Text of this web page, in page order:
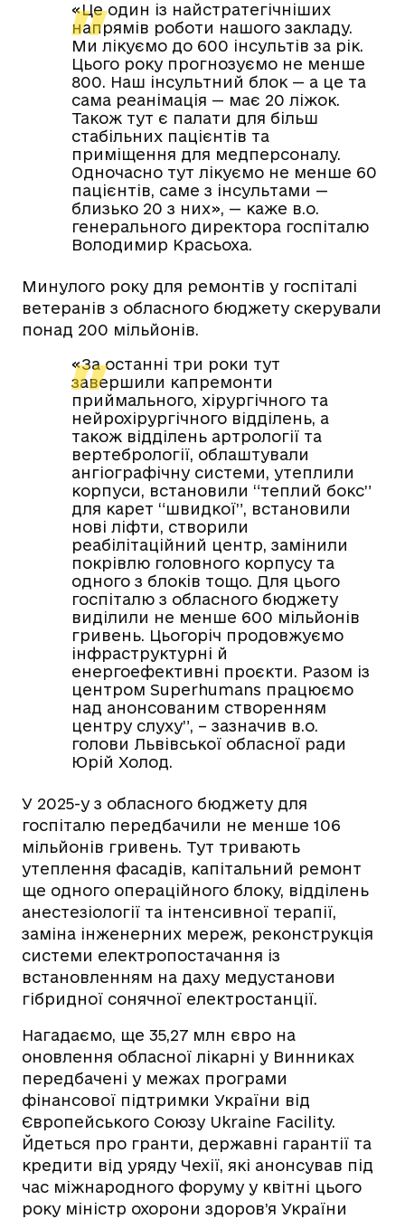
«Це один із найстратегічніших
напрямів роботи нашого закладу.
Ми лікуємо до 600 інсультів за рік.
Цього року прогнозуємо не менше
800. Наш інсультний блок — а це та
сама реанімація — має 20 ліжок.
Також тут є палати для більш
стабільних пацієнтів та
приміщення для медперсоналу.
Одночасно тут лікуємо не менше 60
пацієнтів, саме з інсультами —
близько 20 з них», — каже в.о.
генерального директора госпіталю
Володимир Красьоха.
Минулого року для ремонтів у госпіталі
ветеранів з обласного бюджету скерували
понад 200 мільйонів.
«За останні три роки тут
завершили капремонти
приймального, хірургічного та
нейрохірургічного відділень, а
також відділень артрології та
вертебрології, облаштували
ангіографічну системи, утеплили
корпуси, встановили “теплий бокс”
для карет “швидкої”, встановили
нові ліфти, створили
реабілітаційний центр, замінили
покрівлю головного корпусу та
одного з блоків тощо. Для цього
госпіталю з обласного бюджету
виділили не менше 600 мільйонів
гривень. Цьогоріч продовжуємо
інфраструктурні й
енергоефективні проєкти. Разом із
центром Superhumans працюємо
над анонсованим створенням
центру слуху”, – зазначив в.о.
голови Львівської обласної ради
Юрій Холод.
У 2025-у з обласного бюджету для
госпіталю передбачили не менше 106
мільйонів гривень. Тут тривають
утеплення фасадів, капітальний ремонт
ще одного операційного блоку, відділень
анестезіології та інтенсивної терапії,
заміна інженерних мереж, реконструкція
системи електропостачання із
встановленням на даху медустанови
гібридної сонячної електростанції.
Нагадаємо, ще 35,27 млн євро на
оновлення обласної лікарні у Винниках
передбачені у межах програми
фінансової підтримки України від
Європейського Союзу Ukraine Facility.
Йдеться про гранти, державні гарантії та
кредити від уряду Чехії, які анонсував під
час міжнародного форуму у квітні цього
року міністр охорони здоров’я України